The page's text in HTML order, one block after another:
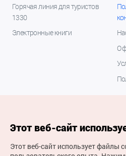
Горячая линия для туристов
1330
Электронные книги
О
Этот веб-сайт
Этот веб-сайт использует файлы